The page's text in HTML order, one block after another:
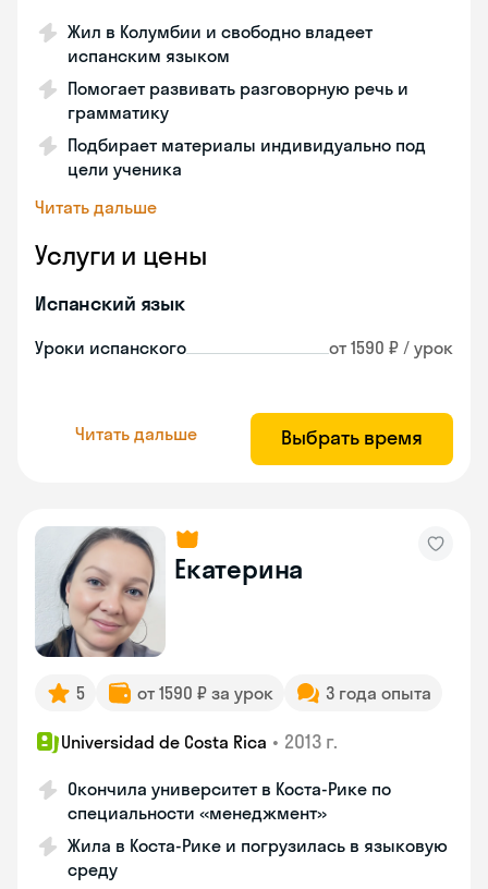
Жил в Колумбии и свободно владеет
испанским языком
Помогает развивать разговорную речь и
грамматику
Подбирает материалы индивидуально под
цели ученика
Читать дальше
Услуги и цены
Испанский язык
Уроки испанского от 1590 ₽ / урок
Читать дальше Выбрать время
Екатерина
5 от 1590 ₽ за урок 3 года опыта
Universidad de Costa Rica • 2013 г.
Окончила университет в Коста‑Рике по
специальности «менеджмент»
Жила в Коста‑Рике и погрузилась в языковую
среду